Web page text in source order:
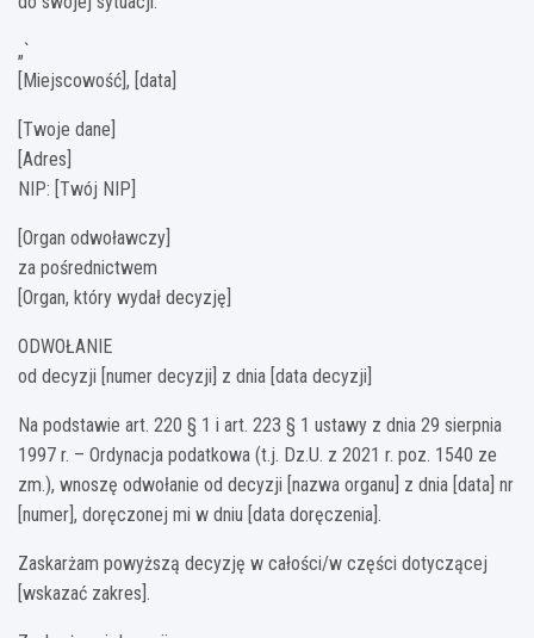
„`
[Miejscowość], [data]
[Twoje dane]
[Adres]
NIP: [Twój NIP]
[Organ odwoławczy]
za pośrednictwem
[Organ, który wydał decyzję]
ODWOŁANIE
od decyzji [numer decyzji] z dnia [data decyzji]
Na podstawie art. 220 § 1 i art. 223 § 1 ustawy z dnia 29 sierpnia
1997 r. – Ordynacja podatkowa (t.j. Dz.U. z 2021 r. poz. 1540 ze
zm.), wnoszę odwołanie od decyzji [nazwa organu] z dnia [data] nr
[numer], doręczonej mi w dniu [data doręczenia].
Zaskarżam powyższą decyzję w całości/w części dotyczącej
[wskazać zakres].